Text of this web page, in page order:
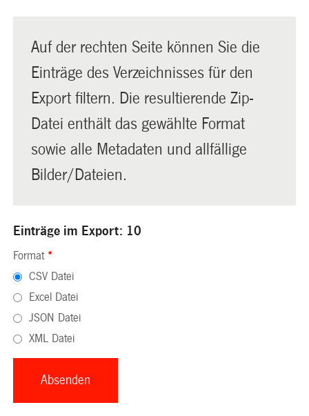
Auf der rechten Seite können Sie die
Einträge des Verzeichnisses für den
Export filtern. Die resultierende Zip-
Datei enthält das gewählte Format
sowie alle Metadaten und allfällige
Bilder/Dateien.
Einträge im Export: 10
Format *
CSV Datei
Excel Datei
JSON Datei
XML Datei